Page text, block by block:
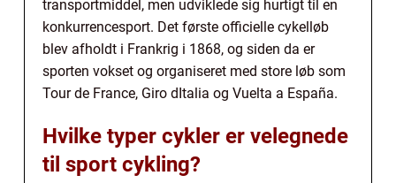
transportmiddel, men udviklede sig hurtigt til en
konkurrencesport. Det første officielle cykelløb
blev afholdt i Frankrig i 1868, og siden da er
sporten vokset og organiseret med store løb som
Tour de France, Giro dItalia og Vuelta a España.
Hvilke typer cykler er velegnede
til sport cykling?